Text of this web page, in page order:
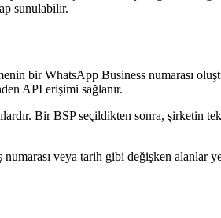
sunulabilir.
bir WhatsApp Business numarası
API erişimi sağlanır.
Bir BSP seçildikten sonra, şirketin
veya tarih gibi değişken